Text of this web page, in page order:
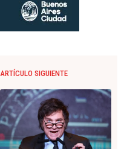
ARTÍCULO SIGUIENTE